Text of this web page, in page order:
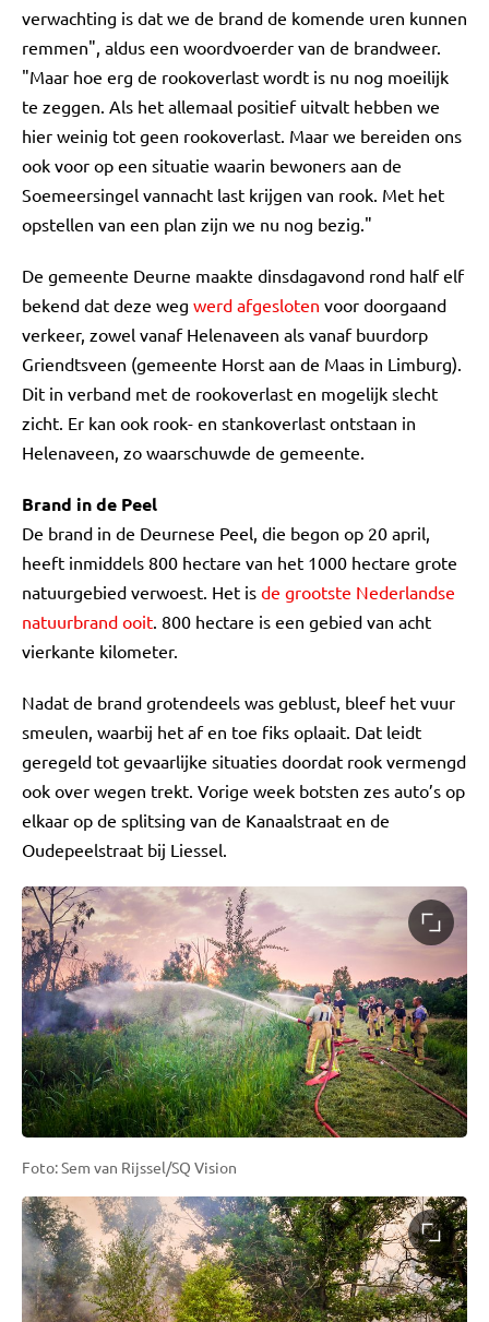
verwachting is dat we de brand de komende uren kunnen
remmen", aldus een woordvoerder van de brandweer.
"Maar hoe erg de rookoverlast wordt is nu nog moeilijk
te zeggen. Als het allemaal positief uitvalt hebben we
hier weinig tot geen rookoverlast. Maar we bereiden ons
ook voor op een situatie waarin bewoners aan de
Soemeersingel vannacht last krijgen van rook. Met het
opstellen van een plan zijn we nu nog bezig."
De gemeente Deurne maakte dinsdagavond rond half elf
bekend dat deze weg werd afgesloten voor doorgaand
verkeer, zowel vanaf Helenaveen als vanaf buurdorp
Griendtsveen (gemeente Horst aan de Maas in Limburg).
Dit in verband met de rookoverlast en mogelijk slecht
zicht. Er kan ook rook- en stankoverlast ontstaan in
Helenaveen, zo waarschuwde de gemeente.
Brand in de Peel
De brand in de Deurnese Peel, die begon op 20 april,
heeft inmiddels 800 hectare van het 1000 hectare grote
natuurgebied verwoest. Het is de grootste Nederlandse
natuurbrand ooit. 800 hectare is een gebied van acht
vierkante kilometer.
Nadat de brand grotendeels was geblust, bleef het vuur
smeulen, waarbij het af en toe fiks oplaait. Dat leidt
geregeld tot gevaarlijke situaties doordat rook vermengd
ook over wegen trekt. Vorige week botsten zes auto’s op
elkaar op de splitsing van de Kanaalstraat en de
Oudepeelstraat bij Liessel.
Foto: Sem van Rijssel/SQ Vision